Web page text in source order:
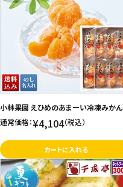
小林果園 えひめのあまーい冷凍みかん
通常価格：¥4,104（税込）
カートに入れる